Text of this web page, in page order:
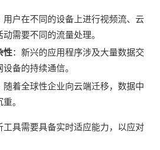
用户在不同的设备上进行视频流、云
需要不同的流量处理。
性：新兴的应用程序涉及大量数据交
备的持续通信。
随着全球性企业向云端迁移，数据中
。
具需要具备实时适应能力，以应对